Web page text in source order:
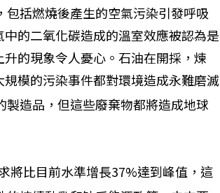
，包括燃燒後產生的空氣污染引發呼吸
的二氧化碳造成的溫室效應被認為是
的現象令人憂心。石油在開採，煉
模的污染事件都對環境造成永難磨滅
製造品，但這些廢棄物都將造成地球
將比目前水準增長37%達到峰值，這